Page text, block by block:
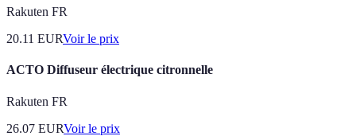
Rakuten FR
20.11 EURVoir le prix
ACTO Diffuseur électrique citronnelle
Rakuten FR
26.07 EURVoir le prix